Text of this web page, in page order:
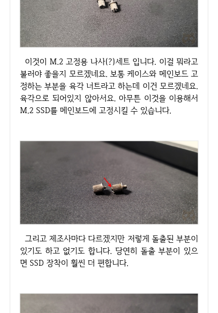
이것이 M.2 고정용 나사(?)세트 입니다. 이걸 뭐라고
불러야 좋을지 모르겠네요. 보통 케이스와 메인보드 고
정하는 부분을 육각 너트라고 하는데 이건 모르겠네요.
육각으로 되어있지 않아서요. 아무튼 이것을 이용해서
M.2 SSD를 메인보드에 고정시킬 수 있습니다.
그리고 제조사마다 다르겠지만 저렇게 돌출된 부분이
있기도 하고 없기도 합니다. 당연히 돌출 부분이 있으
면 SSD 장착이 훨씬 더 편합니다.